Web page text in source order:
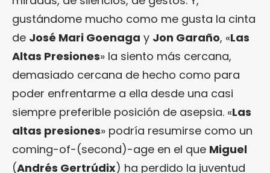
gustándome mucho como me gusta la cinta
de José Mari Goenaga y Jon Garaño, «Las
Altas Presiones» la siento más cercana,
demasiado cercana de hecho como para
poder enfrentarme a ella desde una casi
siempre preferible posición de asepsia. «Las
altas presiones» podría resumirse como un
coming-of-(second)-age en el que Miguel
(Andrés Gertrúdix) ha perdido la juventud